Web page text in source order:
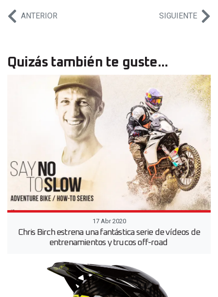
ANTERIOR SIGUIENTE
Quizás también te guste...
17 Abr 2020
Chris Birch estrena una fantástica serie de vídeos de
entrenamientos y trucos off-road